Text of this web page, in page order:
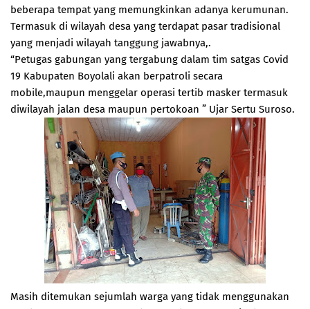
beberapa tempat yang memungkinkan adanya kerumunan.
Termasuk di wilayah desa yang terdapat pasar tradisional
yang menjadi wilayah tanggung jawabnya,.
“Petugas gabungan yang tergabung dalam tim satgas Covid
19 Kabupaten Boyolali akan berpatroli secara
mobile,maupun menggelar operasi tertib masker termasuk
diwilayah jalan desa maupun pertokoan ” Ujar Sertu Suroso.
Masih ditemukan sejumlah warga yang tidak menggunakan